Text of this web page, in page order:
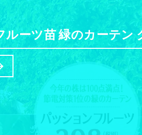
ルーツ苗 緑のカーテン